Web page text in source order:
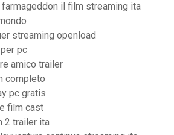
farmageddon il film streaming ita
streaming openload
pc
amico trailer
completo
pc gratis
film cast
2 trailer ita